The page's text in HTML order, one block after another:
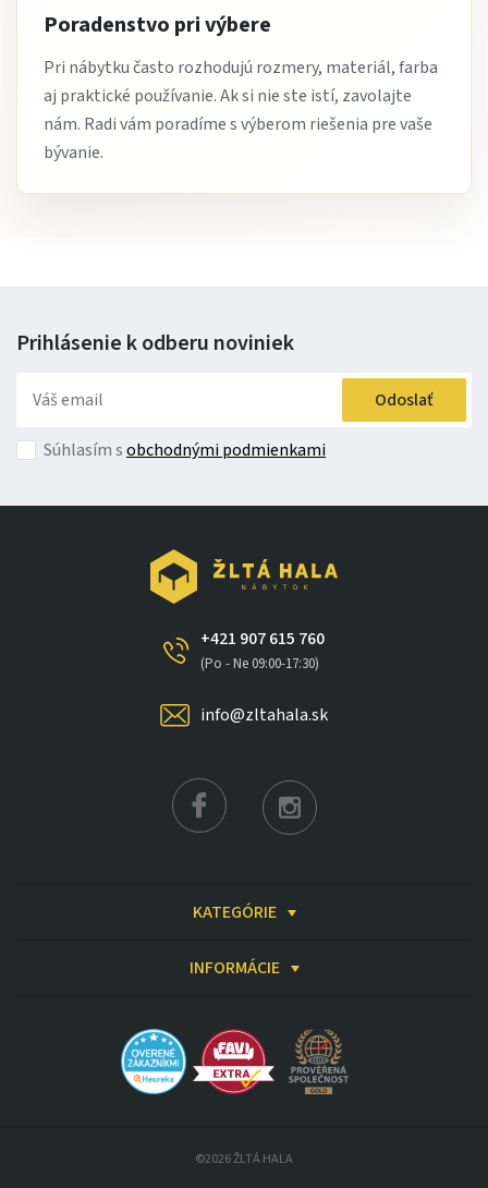
Poradenstvo pri výbere
Pri nábytku často rozhodujú rozmery, materiál, farba
aj praktické používanie. Ak si nie ste istí, zavolajte
nám. Radi vám poradíme s výberom riešenia pre vaše
bývanie.
Prihlásenie k odberu noviniek
Odoslať
Súhlasím sobchodnými podmienkami
+421 907 615 760
(Po - Ne 09:00-17:30)
info@zltahala.sk
KATEGÓRIE
INFORMÁCIE
©2026 ŽLTÁ HALA